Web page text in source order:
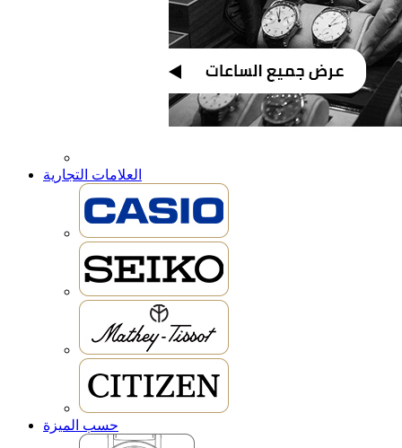
العلامات التجارية
حسب الميزة